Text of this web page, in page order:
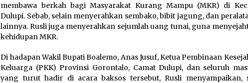
membawa berkah bagi Masyarakat Kurang Mampu (MKR) di
Dulupi. Sebab, selain menyerahkan sembako, bibit jagung, dan
lainnya. Rusli juga menyerahkan sejumlah uang tunai, guna
kehidupan MKR.
Di hadapan Wakil Bupati Boalemo, Anas Jusuf, Ketua Pembinaan
Keluarga (PKK) Provinsi Gorontalo, Camat Dulupi, dan seluruh
yang turut hadir di acara baksos tersebut, Rusli menyampaikan,